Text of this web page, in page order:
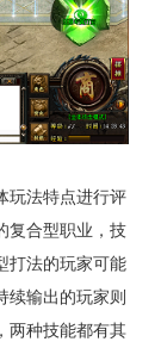
玩法特点进行评
复合型职业，技
打法的玩家可能
续输出的玩家则
两种技能都有其